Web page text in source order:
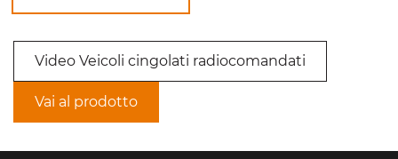
Video Veicoli cingolati radiocomandati
Vai al prodotto